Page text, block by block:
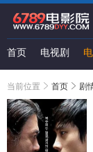
首页 电视剧
当前位置 首页 剧